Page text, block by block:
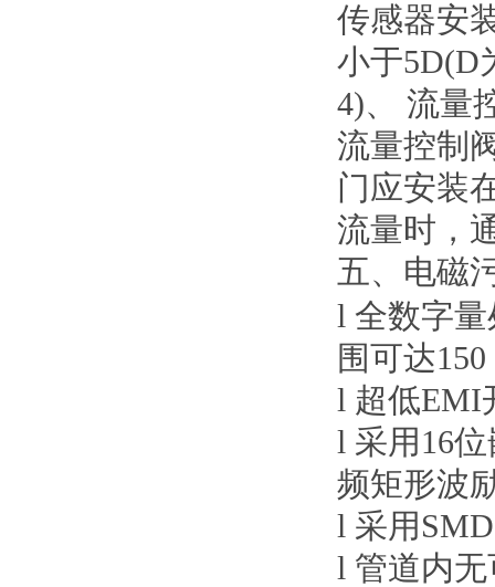
传感器安
小于5D(D
4)、 流量
流量控制
门应安装
流量时，
五、电磁
l 全数字
围可达
l 超低EMI
l 采用16
频矩形波
l 采用
l 管道内